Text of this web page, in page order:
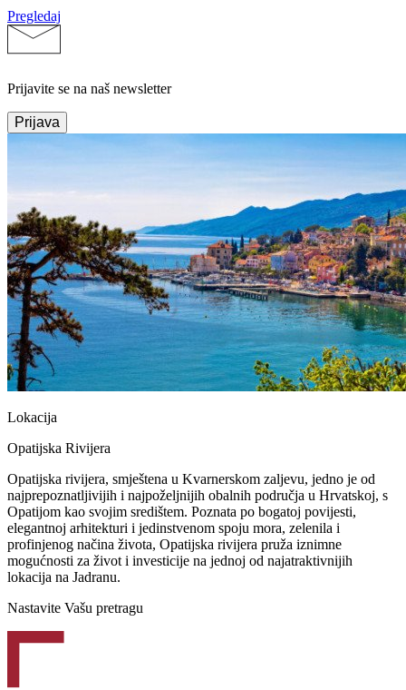
Pregledaj
Prijavite se na naš newsletter
Prijava
Lokacija
Opatijska Rivijera
Opatijska rivijera, smještena u Kvarnerskom zaljevu, jedno je od
najprepoznatljivijih i najpoželjnijih obalnih područja u Hrvatskoj, s
Opatijom kao svojim središtem. Poznata po bogatoj povijesti,
elegantnoj arhitekturi i jedinstvenom spoju mora, zelenila i
profinjenog načina života, Opatijska rivijera pruža iznimne
mogućnosti za život i investicije na jednoj od najatraktivnijih
lokacija na Jadranu.
Nastavite Vašu pretragu